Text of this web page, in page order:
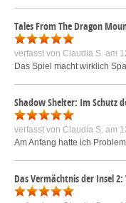
Tales From The Dragon
verfasst von Claudia S. am
Das Spiel macht wirklich
Shadow Shelter: Im Schutz
verfasst von Claudia S. am
Am Anfang hatte ich
Das Vermächtnis der Insel